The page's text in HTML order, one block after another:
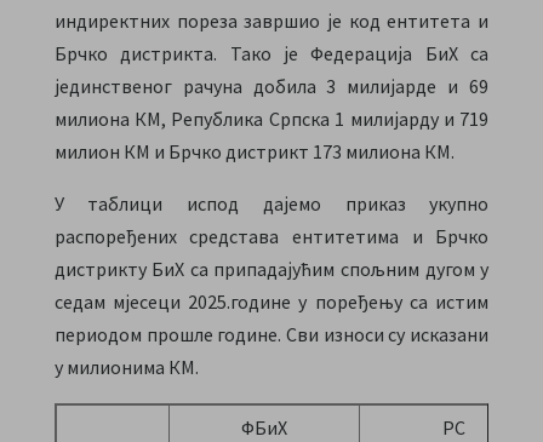
индиректних пореза завршио је код ентитета и
Брчко дистрикта. Тако је Федерација БиХ са
јединственог рачуна добила 3 милијарде и 69
милиона КМ, Република Српска 1 милијарду и 719
милион КМ и Брчко дистрикт 173 милиона КМ.
У таблици испод дајемо приказ укупно
распоређених средстава ентитетима и Брчко
дистрикту БиХ са припадајућим спољним дугом у
седам мјесеци 2025.године у поређењу са истим
периодом прошле године. Сви износи су исказани
у милионима КМ.
ФБиХ РС